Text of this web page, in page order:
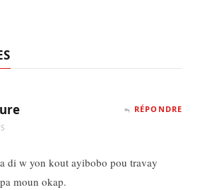
RÉPONDRE
di w yon kout ayibobo pou travay
moun okap.